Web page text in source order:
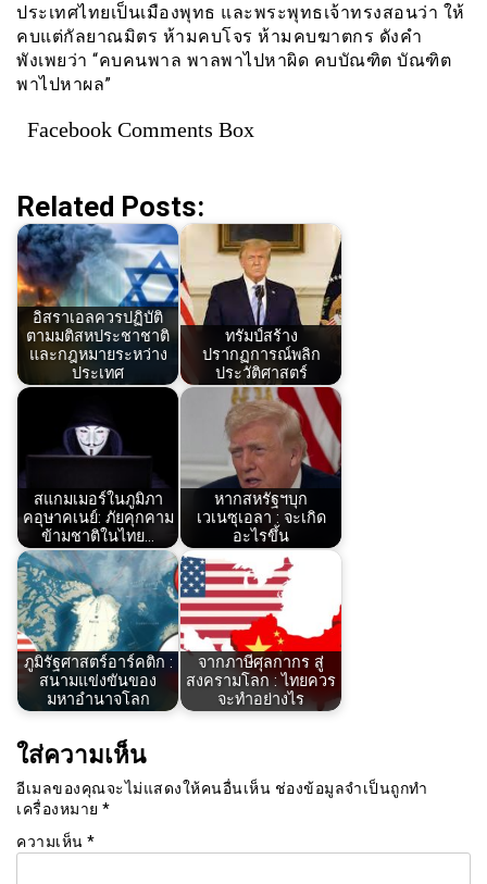
ประเทศไทยเป็นเมืองพุทธ และพระพุทธเจ้าทรงสอนว่า ให้
คบแต่กัลยาณมิตร ห้ามคบโจร ห้ามคบฆาตกร ดังคำ
พังเพยว่า “คบคนพาล พาลพาไปหาผิด คบบัณฑิต บัณฑิต
พาไปหาผล”
Facebook Comments Box
Related Posts:
อิสราเอลควรปฏิบัติ
ตามมติสหประชาชาติ
และกฎหมายระหว่าง
ประเทศ
ทรัมป์สร้าง
ปรากฏการณ์พลิก
ประวัติศาสตร์
สแกมเมอร์ในภูมิภา
คอุษาคเนย์: ภัยคุกคาม
ข้ามชาติในไทย…
หากสหรัฐฯบุก
เวเนซุเอลา : จะเกิด
อะไรขึ้น
ภูมิรัฐศาสตร์อาร์คติก :
สนามแข่งขันของ
มหาอำนาจโลก
จากภาษีศุลกากร สู่
สงครามโลก : ไทยควร
จะทำอย่างไร
ใส่ความเห็น
อีเมลของคุณจะไม่แสดงให้คนอื่นเห็น ช่องข้อมูลจำเป็นถูกทำ
เครื่องหมาย *
ความเห็น *